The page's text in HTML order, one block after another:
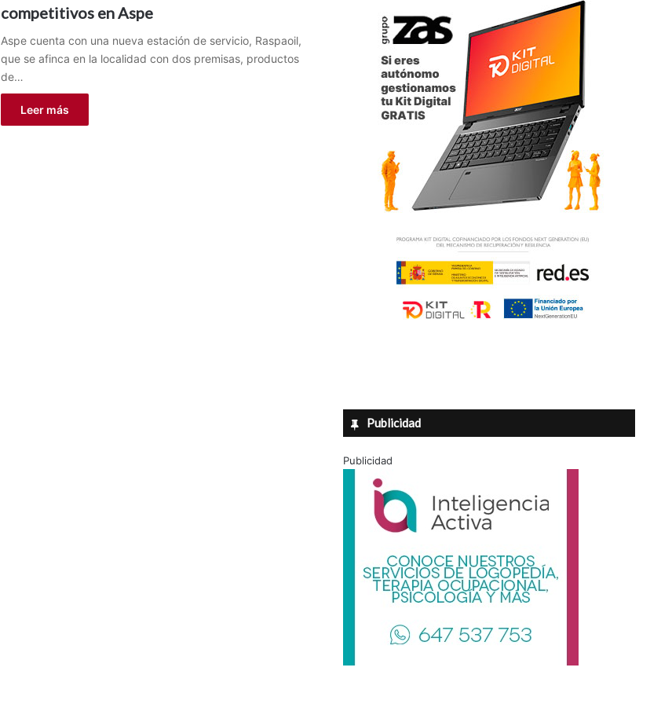
competitivos en Aspe
Aspe cuenta con una nueva estación de servicio, Raspaoil,
que se afinca en la localidad con dos premisas, productos
de…
Leer más
Publicidad
Publicidad